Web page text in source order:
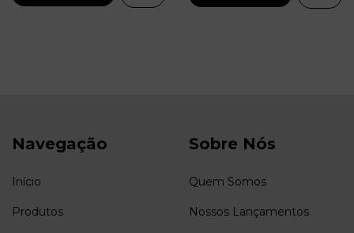
Navegação
Início
Produtos
Sobre Nós
Quem Somos
Nossos Lançamentos